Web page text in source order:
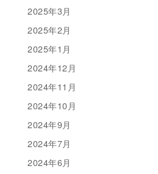
2025年3月
2025年2月
2025年1月
2024年12月
2024年11月
2024年10月
2024年9月
2024年7月
2024年6月